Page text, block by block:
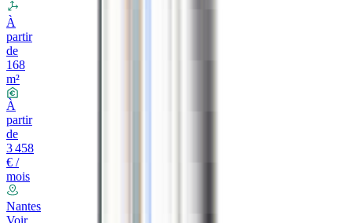
À
partir
de
168
m²
À
partir
de
3 458
€ /
mois
Nantes
Voir